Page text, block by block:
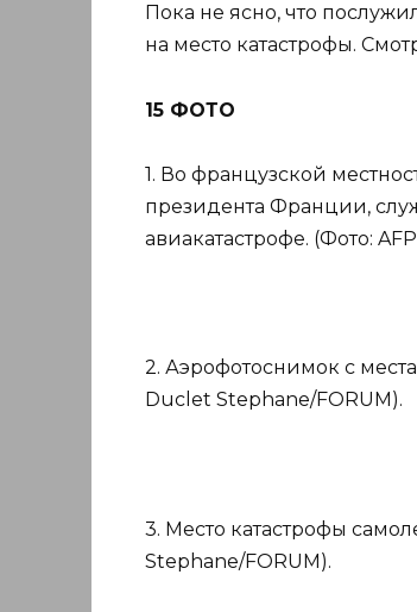
Пока не ясно, что
на место катастрофы.
15 ФОТО
1. Во французской
президента Франции,
авиакатастрофе. (Фото:
2. Аэрофотоснимок с
Duclet Stephane/FORUM).
3. Место катастрофы
Stephane/FORUM).